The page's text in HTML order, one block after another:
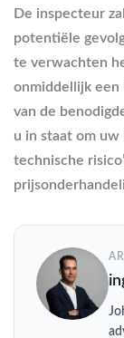
De inspecteur
potentiële
te verwachten
onmiddellijk een
van de
u in staat om
technische